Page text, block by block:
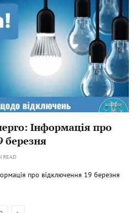
Інформація про
березня
READ
про відключення 19 березня